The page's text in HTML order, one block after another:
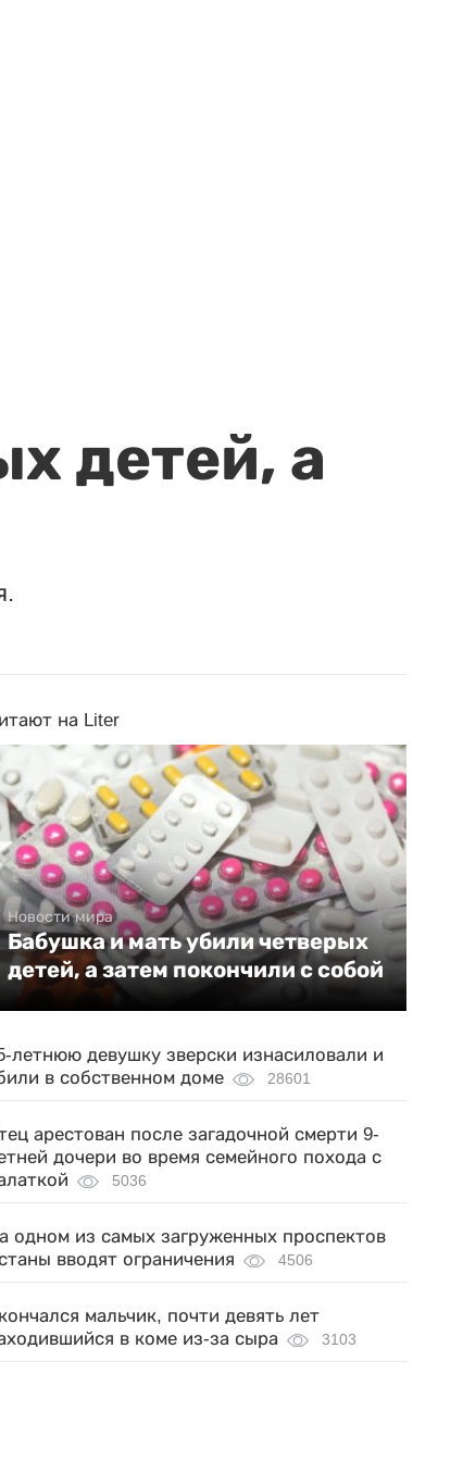
детей, а
на Liter
Новости мира
Бабушка и мать убили четверых
детей, а затем покончили с собой
летнюю девушку зверски изнасиловали и
в собственном доме
28601
арестован после загадочной смерти 9-
дочери во время семейного похода с
5036
одном из самых загруженных проспектов
вводят ограничения
4506
мальчик, почти девять лет
в коме из-за сыра
3103